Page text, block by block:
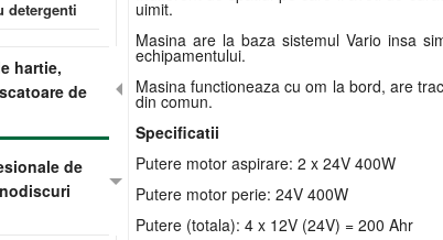
uimit.
Masina are la baza sistemul Vario insa
echipamentului.
Masina functioneaza cu om la bord, are
din comun.
Specificatii
Putere motor aspirare: 2 x 24V 400W
Putere motor perie: 24V 400W
Putere (totala): 4 x 12V (24V) = 200 Ahr
detergenti
hartie,
de
de